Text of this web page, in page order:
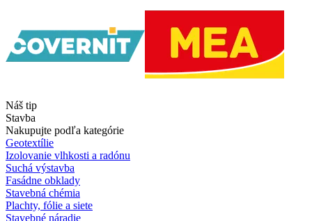
Náš tip
Stavba
Nakupujte podľa kategórie
Geotextílie
Izolovanie vlhkosti a radónu
Suchá výstavba
Fasádne obklady
Stavebná chémia
Plachty, fólie a siete
Stavebné náradie